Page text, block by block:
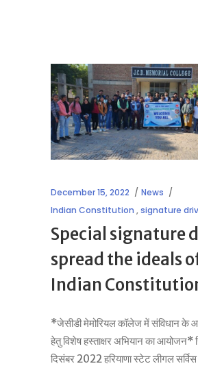
December 15, 2022
News
Indian Constitution ,signature
Special signature
spread the ideals
Indian
*जेसीडी मेमोरियल कॉलेज में संविधान के
हेतु विशेष हस्ताक्षर अभियान का आयोजन*
दिसंबर 2022 हरियाणा स्टेट लीगल सर्विस